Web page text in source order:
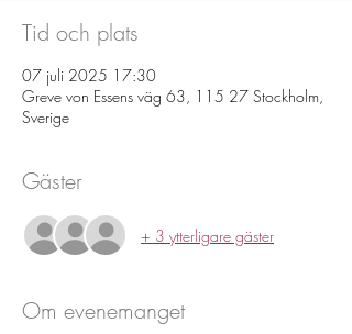
Tid och plats
07 juli 2025 17:30
Greve von Essens väg 63, 115 27 Stockholm,
Sverige
Gäster
+ 3 ytterligare gäster
Om evenemanget